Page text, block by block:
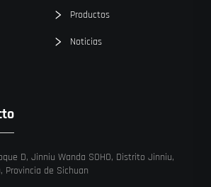
Productos
Noticias
D, Jinniu Wanda SOHO, Distrito Jinniu,
Provincia de Sichuan